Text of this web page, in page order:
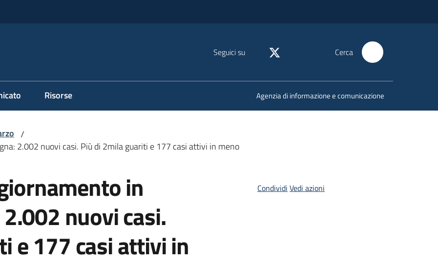
Seguici su Cerca
Risorse Agenzia di informazione e comunicazione
/
2.002 nuovi casi. Più di 2mila guariti e 177 casi attivi in meno
in
nuovi casi.
e 177 casi attivi in
Condividi Vedi azioni